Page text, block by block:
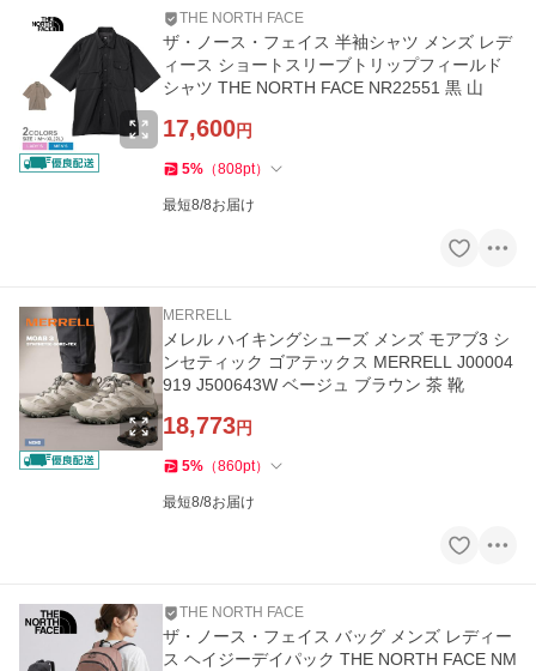
THE NORTH FACE
ザ・ノース・フェイス 半袖シャツ メンズ レデ
ィース ショートスリーブトリップフィールド
シャツ THE NORTH FACE NR22551 黒 山
17,600円
5% （808pt）
最短8/8お届け
MERRELL
メレル ハイキングシューズ メンズ モアブ3 シ
ンセティック ゴアテックス MERRELL J00004
919 J500643W ベージュ ブラウン 茶 靴
18,773円
5% （860pt）
最短8/8お届け
THE NORTH FACE
ザ・ノース・フェイス バッグ メンズ レディー
ス ヘイジーデイパック THE NORTH FACE NM